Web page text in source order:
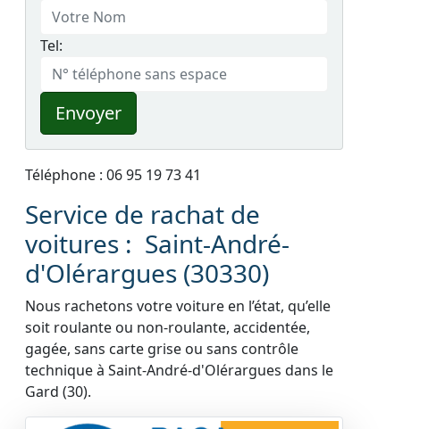
Tel:
Envoyer
Téléphone : 06 95 19 73 41
Service de rachat de
voitures : Saint-André-
d'Olérargues (30330)
Nous rachetons votre voiture en l’état, qu’elle
soit roulante ou non-roulante, accidentée,
gagée, sans carte grise ou sans contrôle
technique à Saint-André-d'Olérargues dans le
Gard (30).